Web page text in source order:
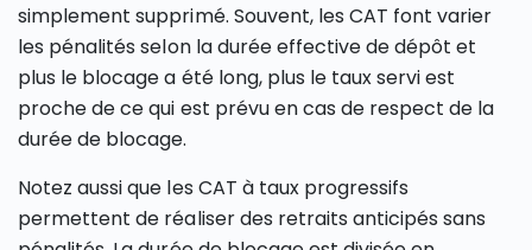
simplement supprimé. Souvent, les CAT font varier
les pénalités selon la durée effective de dépôt et
plus le blocage a été long, plus le taux servi est
proche de ce qui est prévu en cas de respect de la
durée de blocage.
Notez aussi que les CAT à taux progressifs
permettent de réaliser des retraits anticipés sans